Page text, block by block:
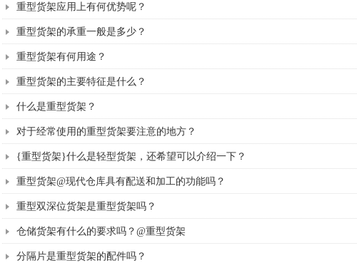
重型货架应用上有何优势呢？
重型货架的承重一般是多少？
重型货架有何用途？
重型货架的主要特征是什么？
什么是重型货架？
对于经常使用的重型货架要注意的地方？
{重型货架}什么是轻型货架，还希望可以介绍一下？
重型货架@现代仓库具有配送和加工的功能吗？
重型双深位货架是重型货架吗？
仓储货架有什么的要求吗？@重型货架
分隔片是重型货架的配件吗？